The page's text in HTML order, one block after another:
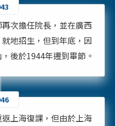
次擔任院長，並在廣西
地招生，但到年底，因
後於1944年遷到畢節。
上海復課，但由於上海